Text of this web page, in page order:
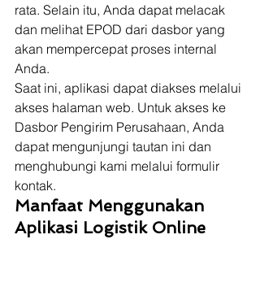
rata. Selain itu, Anda dapat melacak
dan melihat EPOD dari dasbor yang
akan mempercepat proses internal
Anda.
Saat ini, aplikasi dapat diakses melalui
akses halaman web. Untuk akses ke
Dasbor Pengirim Perusahaan, Anda
dapat mengunjungi tautan ini dan
menghubungi kami melalui formulir
kontak.
Manfaat Menggunakan
Aplikasi Logistik Online